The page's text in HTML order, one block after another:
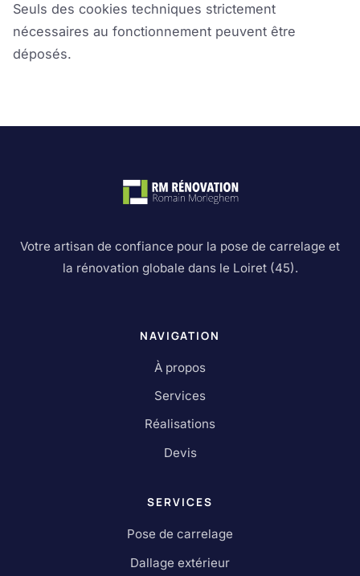
Seuls des cookies techniques strictement
nécessaires au fonctionnement peuvent être
déposés.
Votre artisan de confiance pour la pose de carrelage et
la rénovation globale dans le Loiret (45).
NAVIGATION
À propos
Services
Réalisations
Devis
SERVICES
Pose de carrelage
Dallage extérieur